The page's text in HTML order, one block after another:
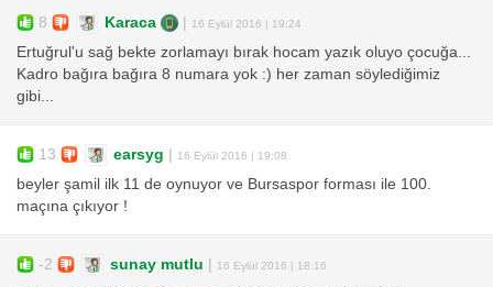
8 Karaca | 16 Eylül 2016 | 19:24
Ertuğrul'u sağ bekte zorlamayı bırak hocam yazık oluyo çocuğa...
Kadro bağıra bağıra 8 numara yok :) her zaman söylediğimiz
gibi...
13 earsyg | 16 Eylül 2016 | 19:08
beyler şamil ilk 11 de oynuyor ve Bursaspor forması ile 100.
maçına çıkıyor !
-2 sunay mutlu | 16 Eylül 2016 | 18:16